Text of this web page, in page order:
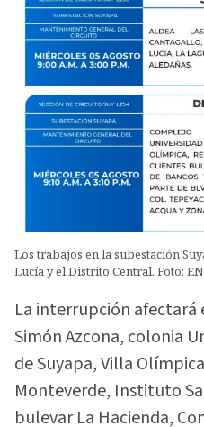
Los trabajos en la subestación
Lucía y el Distrito Central. Foto:
La interrupción
Simón Azcona, colonia
de Suyapa, Villa
Monteverde, Instituto
bulevar La Hacienda,